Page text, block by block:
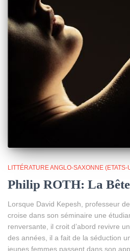
LITTÉRATURE ANGLO-SAXONNE (ETATS-
Philip ROTH: La
Lorsque David Kepesh, professeur
croise dans son séminaire une
renversante, il croit d’abord revivre
des années, il a fait de la séduction
jeunes femmes passent dans son